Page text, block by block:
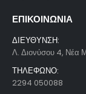
ΕΠΙΚΟΙΝΩΝΙΑ
ΔΙΕΥΘΥΝΣΗ:
Λ. Διονύσου 4, Νέα
ΤΗΛΕΦΩΝΟ:
2294 050088